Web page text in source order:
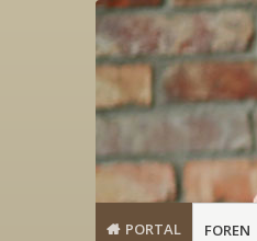
PORTAL FOREN